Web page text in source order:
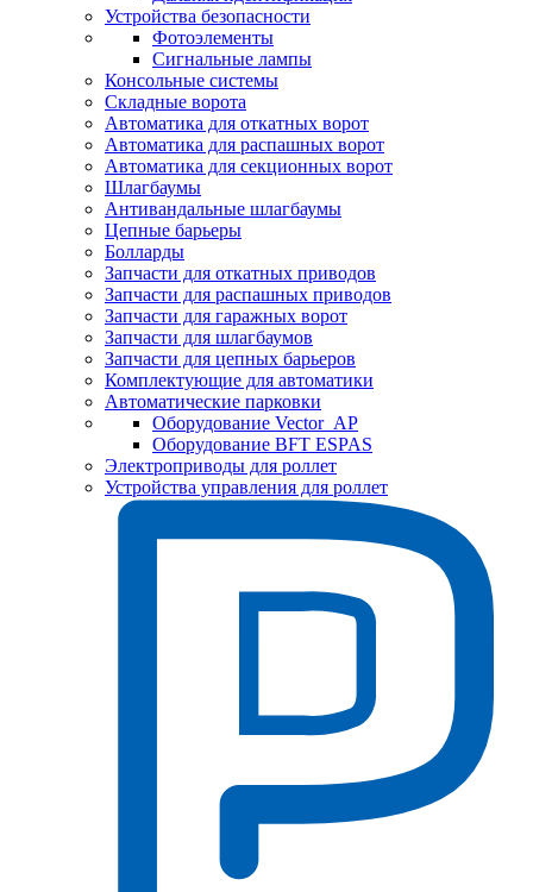
Устройства безопасности
Фотоэлементы
Сигнальные лампы
Консольные системы
Складные ворота
Автоматика для откатных ворот
Автоматика для распашных ворот
Автоматика для секционных ворот
Шлагбаумы
Антивандальные шлагбаумы
Цепные барьеры
Болларды
Запчасти для откатных приводов
Запчасти для распашных приводов
Запчасти для гаражных ворот
Запчасти для шлагбаумов
Запчасти для цепных барьеров
Комплектующие для автоматики
Автоматические парковки
Оборудование Vector_AP
Оборудование BFT ESPAS
Электроприводы для роллет
Устройства управления для роллет